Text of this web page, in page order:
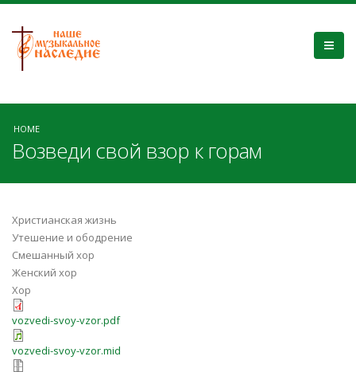
HOME
Возведи свой взор к горам
Христианская жизнь
Утешение и ободрение
Смешанный хор
Женский хор
Хор
vozvedi-svoy-vzor.pdf
vozvedi-svoy-vzor.mid